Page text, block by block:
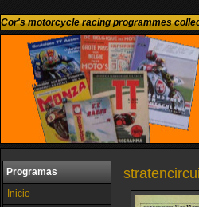
Cor's motorcycle racing programmes
Programas
Inicio